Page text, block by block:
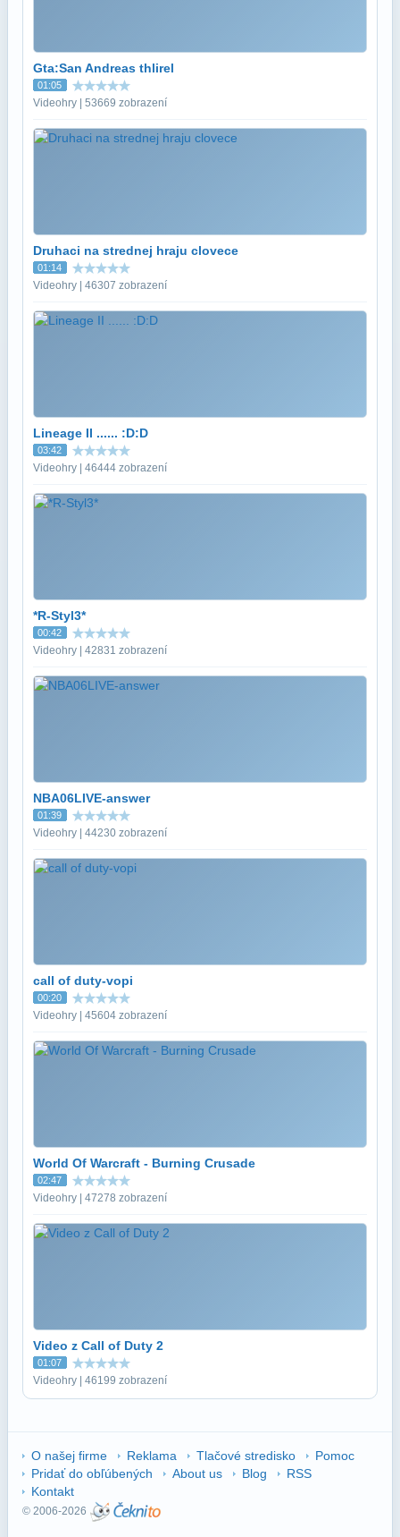
Gta:San Andreas thlirel
01:05
Videohry | 53669 zobrazení
Druhaci na strednej hraju clovece
01:14
Videohry | 46307 zobrazení
Lineage II ...... :D:D
03:42
Videohry | 46444 zobrazení
*R-Styl3*
00:42
Videohry | 42831 zobrazení
NBA06LIVE-answer
01:39
Videohry | 44230 zobrazení
call of duty-vopi
00:20
Videohry | 45604 zobrazení
World Of Warcraft - Burning Crusade
02:47
Videohry | 47278 zobrazení
Video z Call of Duty 2
01:07
Videohry | 46199 zobrazení
O našej firme Reklama Tlačové stredisko
Pomoc
Pridať do obľúbených
About us Blog
RSS
Kontakt
© 2006-2026